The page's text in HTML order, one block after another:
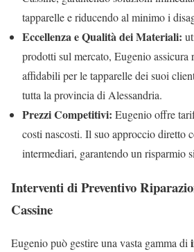
tapparelle e riducendo al minimo i
Eccellenza e Qualità dei Materiali:
prodotti sul mercato, Eugenio assicura
affidabili per le tapparelle dei suoi
tutta la provincia di Alessandria.
Prezzi Competitivi: Eugenio offre
costi nascosti. Il suo approccio diretto
intermediari, garantendo un risparmio
Interventi di Preventivo
Cassine
Eugenio può gestire una vasta gamma di